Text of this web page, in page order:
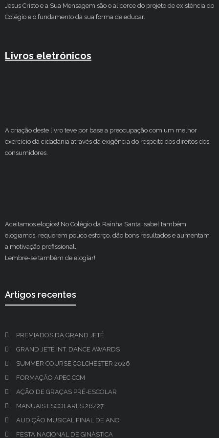
Jesus Cristo e a Sua Mensagem são o alicerce do projeto de existência do
Colégio e o fundamento da sua forma de educar.
Livros eletrónicos
A criação deste livro teve por base a preocupação com um melhor
exercício da cidadania através da exigência do respeito dos direitos dos
consumidores.
Aceitamos elogios! No Colégio da Rainha Santa Isabel também
elogiamos, requerem pouco esforço, dão bons resultados e aumentam
a motivação profissional.
Lembre-se também de elogiar!
Artigos recentes
PREMIADOS DA GRAND JETÉ
GRAND JETÉ INT. DANCE AWARDS
SUMMER COURSE COLCHESTER 2026
FORMAÇÃO APEC CCM
AÇÃO DE GRAÇAS PRÉ-ESCOLAR
MANUAIS ESCOLARES 26/27
AUDIÇÃO MUSICAL FINAL DE ANO
FESTA NACIONAL DE GINÁSTICA